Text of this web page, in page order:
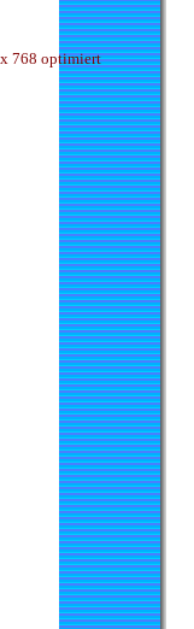
768 optimiert